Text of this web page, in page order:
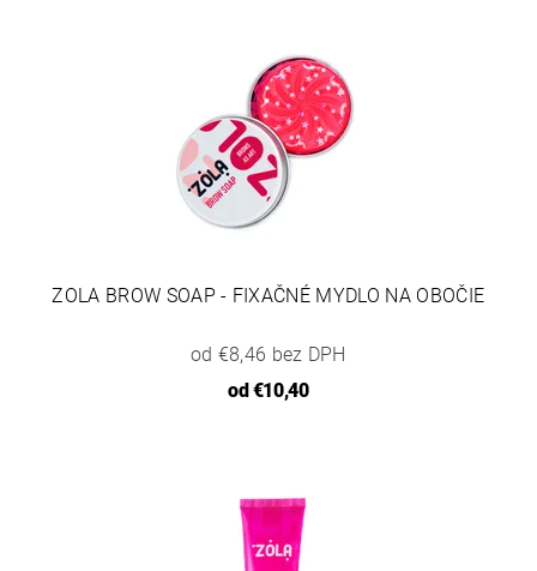
ZOLA BROW SOAP - FIXAČNÉ MYDLO NA OBOČIE
od €8,46 bez DPH
od€10,40